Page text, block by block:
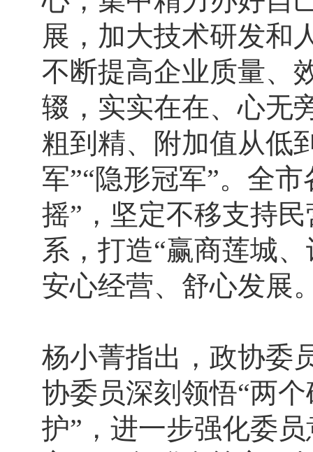
展，加大技术研发和
不断提高企业质量、
辍，实实在在、心无
粗到精、附加值从低
军”“隐形冠军”。全
摇”，坚定不移支持
系，打造“赢商莲城
安心经营、舒心发展
杨小菁指出，政协委
协委员深刻领悟“两
护”，进一步强化委